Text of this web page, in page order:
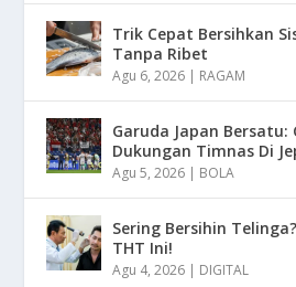
Trik Cepat Bersihkan
Tanpa Ribet
Agu 6, 2026 | RAGAM
Garuda Japan Bersatu:
Dukungan Timnas Di
Agu 5, 2026 | BOLA
Sering Bersihin
THT Ini!
Agu 4, 2026 | DIGITAL